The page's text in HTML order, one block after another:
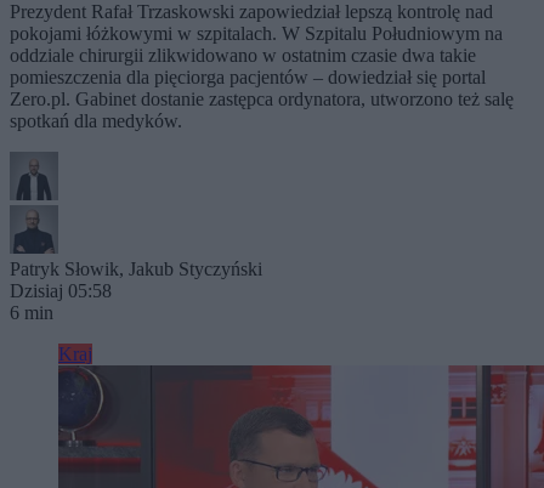
Prezydent Rafał Trzaskowski zapowiedział lepszą kontrolę nad
pokojami łóżkowymi w szpitalach. W Szpitalu Południowym na
oddziale chirurgii zlikwidowano w ostatnim czasie dwa takie
pomieszczenia dla pięciorga pacjentów – dowiedział się portal
Zero.pl. Gabinet dostanie zastępca ordynatora, utworzono też salę
spotkań dla medyków.
Patryk Słowik, Jakub Styczyński
Dzisiaj 05:58
6 min
Kraj